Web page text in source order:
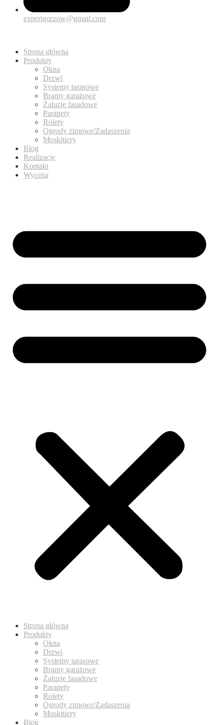
expertgorzow@gmail.com
Strona główna
Produkty
Okna
Drzwi
Systemy tarasowe
Bramy garażowe
Żaluzje fasadowe
Parapety
Rolety
Ogrody zimowe/Zadaszenia
Moskitiery
Blog
Realizacje
Kontakt
Wycena
Strona główna
Produkty
Okna
Drzwi
Systemy tarasowe
Bramy garażowe
Żaluzje fasadowe
Parapety
Rolety
Ogrody zimowe/Zadaszenia
Moskitiery
Blog